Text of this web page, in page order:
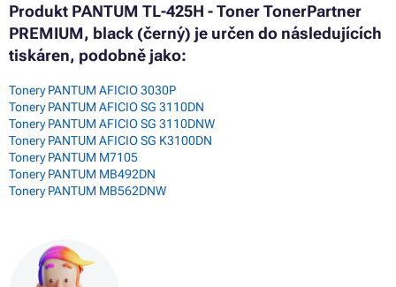
Produkt PANTUM TL-425H - Toner TonerPartner
PREMIUM, black (černý) je určen do následujících
tiskáren, podobně jako:
Tonery PANTUM AFICIO 3030P
Tonery PANTUM AFICIO SG 3110DN
Tonery PANTUM AFICIO SG 3110DNW
Tonery PANTUM AFICIO SG K3100DN
Tonery PANTUM M7105
Tonery PANTUM MB492DN
Tonery PANTUM MB562DNW